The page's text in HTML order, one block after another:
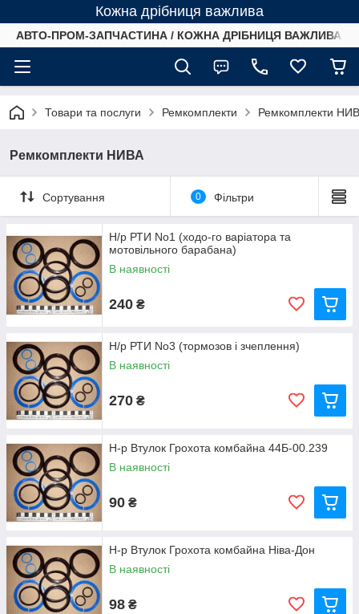
Кожна дрібниця важлива
АВТО-ПРОМ-ЗАПЧАСТИНА / КОЖНА ДРІБНИЦЯ ВАЖЛИВА /
Товари та послуги Ремкомплекти Ремкомплекти
Ремкомплекти НИВА
Сортування 0 Фільтри
Н/р РТИ No1 (ходо-го варіатора та
мотовільного барабана)
В наявності
240 ₴
Н/р РТИ No3 (тормозов і зчеплення)
В наявності
270 ₴
Н-р Втулок Грохота комбайна 44Б-00.239
В наявності
90 ₴
Н-р Втулок Грохота комбайна Ніва-Дон
В наявності
98 ₴